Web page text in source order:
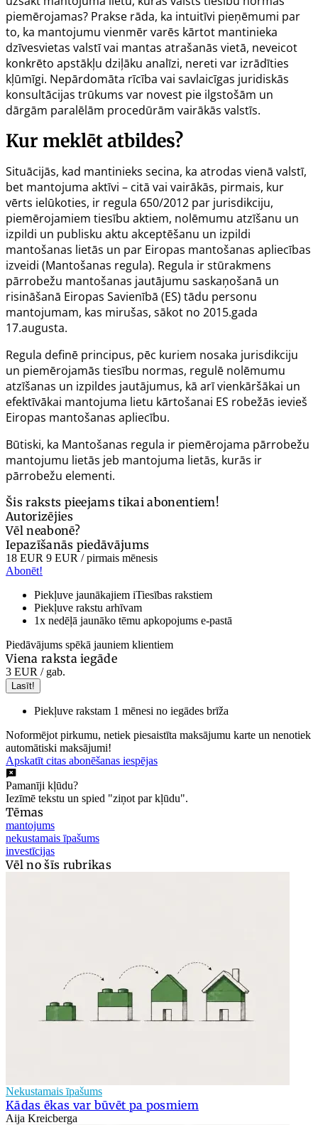
piemērojamas? Prakse rāda, ka intuitīvi pieņēmumi par
to, ka mantojumu vienmēr varēs kārtot mantinieka
dzīvesvietas valstī vai mantas atrašanās vietā, neveicot
konkrēto apstākļu dziļāku analīzi, nereti var izrādīties
kļūmīgi. Nepārdomāta rīcība vai savlaicīgas juridiskās
konsultācijas trūkums var novest pie ilgstošām un
dārgām paralēlām procedūrām vairākās valstīs.
Kur meklēt atbildes?
Situācijās, kad mantinieks secina, ka atrodas vienā valstī,
bet mantojuma aktīvi – citā vai vairākās, pirmais, kur
vērts ielūkoties, ir regula 650/2012 par jurisdikciju,
piemērojamiem tiesību aktiem, nolēmumu atzīšanu un
izpildi un publisku aktu akceptēšanu un izpildi
mantošanas lietās un par Eiropas mantošanas apliecības
izveidi (Mantošanas regula). Regula ir stūrakmens
pārrobežu mantošanas jautājumu saskaņošanā un
risināšanā Eiropas Savienībā (ES) tādu personu
mantojumam, kas mirušas, sākot no 2015.gada
17.augusta.
Regula definē principus, pēc kuriem nosaka jurisdikciju
un piemērojamās tiesību normas, regulē nolēmumu
atzīšanas un izpildes jautājumus, kā arī vienkāršākai un
efektīvākai mantojuma lietu kārtošanai ES robežās ievieš
Eiropas mantošanas apliecību.
Būtiski, ka Mantošanas regula ir piemērojama pārrobežu
mantojumu lietās jeb mantojuma lietās, kurās ir
pārrobežu elementi.
Šis raksts pieejams tikai abonentiem!
Autorizējies
Vēl neabonē?
Iepazīšanās piedāvājums
18 EUR 9 EUR / pirmais mēnesis
Abonēt!
Piekļuve jaunākajiem iTiesības rakstiem
Piekļuve rakstu arhīvam
1x nedēļā jaunāko tēmu apkopojums e-pastā
Piedāvājums spēkā jauniem klientiem
Viena raksta iegāde
3 EUR / gab.
Lasīt!
Piekļuve rakstam 1 mēnesi no iegādes brīža
Noformējot pirkumu, netiek piesaistīta maksājumu karte un nenotiek
automātiski maksājumi!
Apskatīt citas abonēšanas iespējas
Pamanīji kļūdu?
Iezīmē tekstu un spied "ziņot par kļūdu".
Tēmas
mantojums
nekustamais īpašums
investīcijas
Vēl no šīs rubrikas
Nekustamais īpašums
Kādas ēkas var būvēt pa posmiem
Aija Kreicberga